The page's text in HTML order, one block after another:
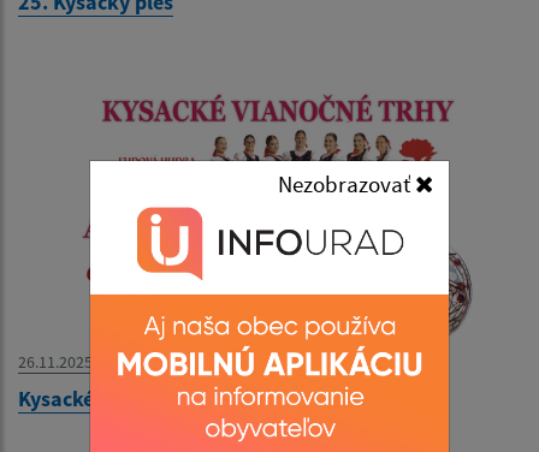
Nezobrazovať
26.11.2025
Kysacké vianočné trhy a adventný koncert